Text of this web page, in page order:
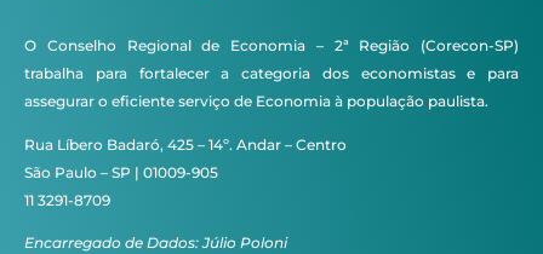
O Conselho Regional de Economia – 2ª Região (Corecon-SP)
trabalha para fortalecer a categoria dos economistas e para
assegurar o eficiente serviço de Economia à população paulista.
Rua Líbero Badaró, 425 – 14º. Andar – Centro
São Paulo – SP | 01009-905
11 3291-8709
Encarregado de Dados: Júlio Poloni